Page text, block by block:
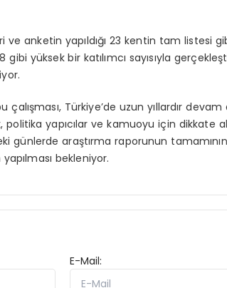
ve anketin yapıldığı 23 kentin tam listesi
yüksek bir katılımcı sayısıyla
çalışması, Türkiye’de uzun yıllardır
politika yapıcılar ve kamuoyu için dikkate
araştırma raporunun tamamının
bekleniyor.
E-Mail: